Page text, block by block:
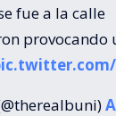
fue a la calle
provocando